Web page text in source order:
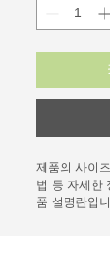
제품의 사이
법 등 자세한
품 설명란입